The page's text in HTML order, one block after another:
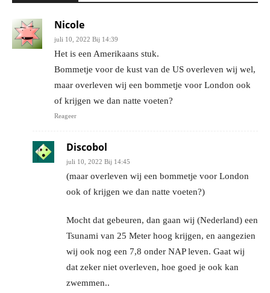
Nicole
juli 10, 2022 Bij 14:39
Het is een Amerikaans stuk.
Bommetje voor de kust van de US overleven wij wel,
maar overleven wij een bommetje voor London ook
of krijgen we dan natte voeten?
Reageer
Discobol
juli 10, 2022 Bij 14:45
(maar overleven wij een bommetje voor London
ook of krijgen we dan natte voeten?)
Mocht dat gebeuren, dan gaan wij (Nederland) een
Tsunami van 25 Meter hoog krijgen, en aangezien
wij ook nog een 7,8 onder NAP leven. Gaat wij
dat zeker niet overleven, hoe goed je ook kan
zwemmen..